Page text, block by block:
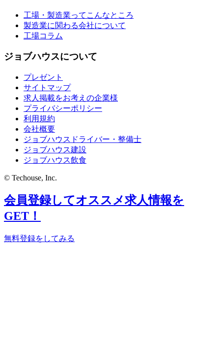
工場・製造業ってこんなところ
製造業に関わる会社について
工場コラム
ジョブハウスについて
プレゼント
サイトマップ
求人掲載をお考えの企業様
プライバシーポリシー
利用規約
会社概要
ジョブハウスドライバー・整備士
ジョブハウス建設
ジョブハウス飲食
© Techouse, Inc.
会員登録してオススメ求人情報を
GET！
無料登録をしてみる